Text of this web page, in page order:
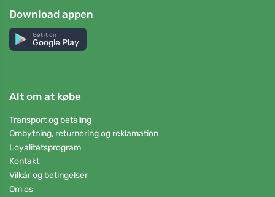
Download appen
Get it on
Google Play
Alt om at købe
Transport og betaling
Ombytning, returnering og reklamation
Loyalitetsprogram
Kontakt
Vilkår og betingelser
Om os